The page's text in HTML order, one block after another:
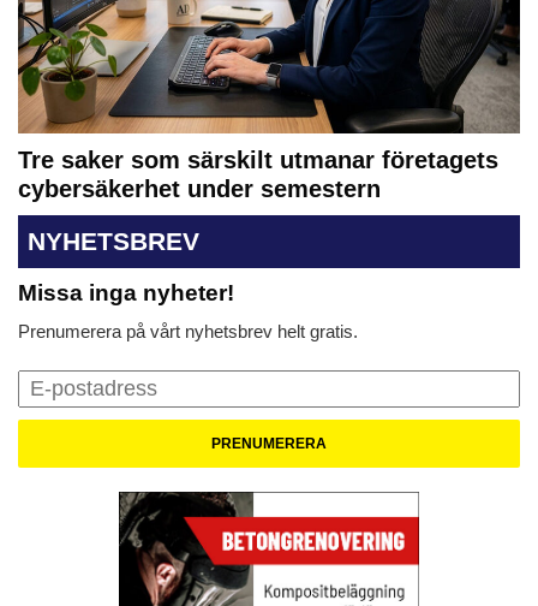
Tre saker som särskilt utmanar företagets
cybersäkerhet under semestern
NYHETSBREV
Missa inga nyheter!
Prenumerera på vårt nyhetsbrev helt gratis.